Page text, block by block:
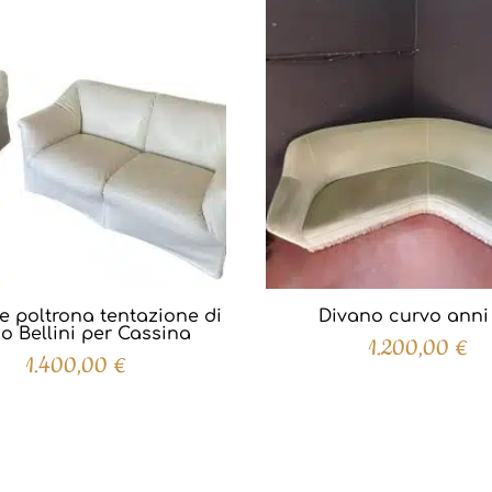
poltrona tentazione di
Bellini per Cassina
1.400,00 €
Divano curvo anni
1.200,00 €